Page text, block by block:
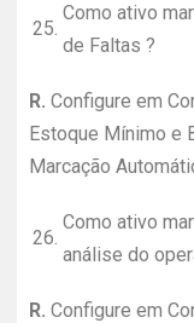
25.
Como ativo
de Faltas ?
R. Configure em
Estoque Mínimo e
Marcação
26.
Como ativo
análise do
R. Configure em